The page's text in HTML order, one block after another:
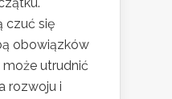
czuć się
obowiązków
utrudnić
rozwoju i